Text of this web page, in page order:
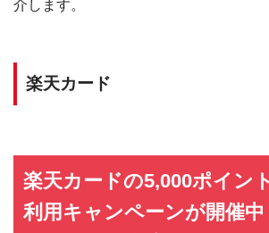
介します。
楽天カード
楽天カードの5,000ポイン
利用キャンペーンが開催中